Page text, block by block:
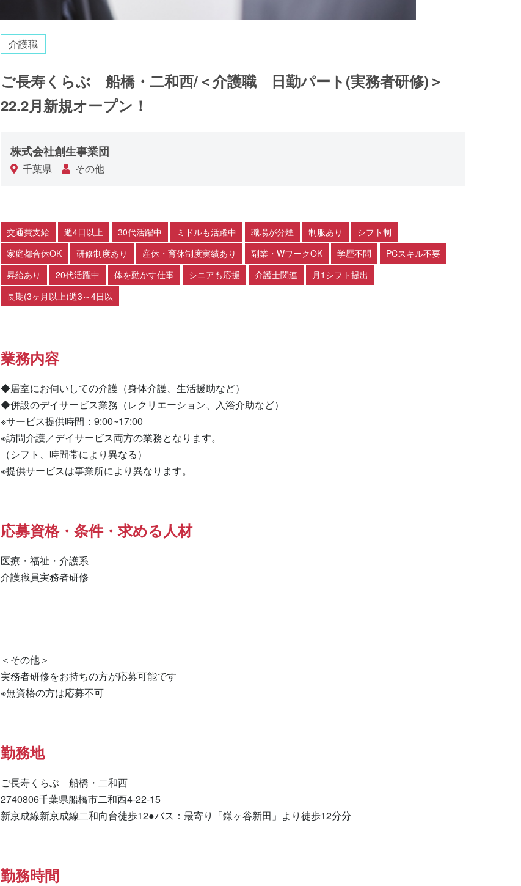
介護職
ご長寿くらぶ 船橋・二和西/＜介護職 日勤パート(実務者研修)＞
22.2月新規オープン！
株式会社創生事業団
千葉県 その他
交通費支給 週4日以上 30代活躍中 ミドルも活躍中 職場が分煙 制服あり
シフト制
家庭都合休OK
研修制度あり 産休・育休制度実績あり 副業・WワークOK 学歴不問
PCスキル不要
昇給あり
20代活躍中 体を動かす仕事 シニアも応援 介護士関連
月1シフト提出
長期(3ヶ月以上)週3～4日以
業務内容
◆居室にお伺いしての介護（身体介護、生活援助など）
◆併設のデイサービス業務（レクリエーション、入浴介助など）
※サービス提供時間：9:00~17:00
※訪問介護／デイサービス両方の業務となります。
（シフト、時間帯により異なる）
※提供サービスは事業所により異なります。
応募資格・条件・求める人材
医療・福祉・介護系
介護職員実務者研修
＜その他＞
実務者研修をお持ちの方が応募可能です
※無資格の方は応募不可
勤務地
ご長寿くらぶ　船橋・二和西
2740806千葉県船橋市二和西4-22-15
新京成線新京成線二和向台徒歩12●バス：最寄り「鎌ヶ谷新田」より徒歩12分分
勤務時間